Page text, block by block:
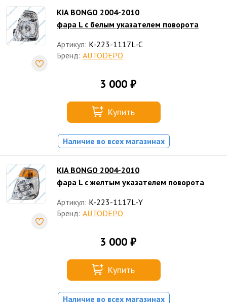
KIA BONGO 2004-2010
фара L с белым указателем поворота
Артикул: K-223-1117L-C
Бренд: AUTODEPO
3 000 ₽
Купить
Наличие во всех магазинах
KIA BONGO 2004-2010
фара L с желтым указателем поворота
Артикул: K-223-1117L-Y
Бренд: AUTODEPO
3 000 ₽
Купить
Наличие во всех магазинах